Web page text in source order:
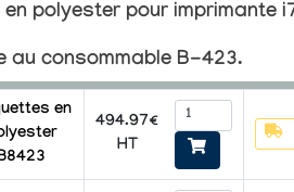
polyester pour imprimante
au consommable B-423.
en
494.97€
HT